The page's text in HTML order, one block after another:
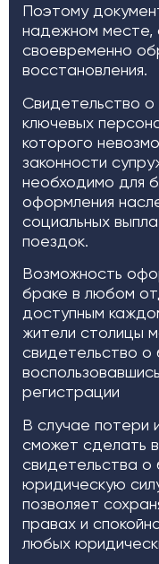
Поэтому
надежном месте,
своевременно
восстановления.
Свидетельство
ключевых
которого
законности
необходимо для
оформления
социальных
поездок.
Возможность
браке в любом
доступным
жители столицы
свидетельство о
регистрации
В случае потери
сможет сделать
свидетельства
юридическую
позволяет
правах и
любых